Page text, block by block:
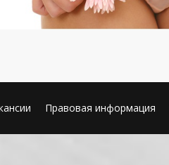
Правовая информация